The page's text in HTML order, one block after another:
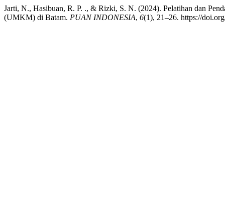
Jarti, N., Hasibuan, R. P. ., & Rizki, S. N. (2024). Pelatihan dan
(UMKM) di Batam. PUAN INDONESIA, 6(1), 21–26. https://